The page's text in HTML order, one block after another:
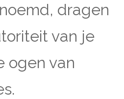
dragen
van je
ogen van